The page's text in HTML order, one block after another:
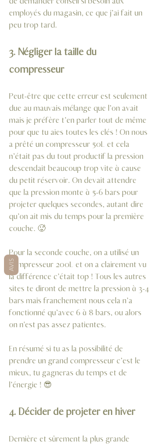
employés du magasin, ce que j’ai fait un
peu trop tard.
3. Négliger la taille du
compresseur
Peut-être que cette erreur est seulement
due au mauvais mélange que l’on avait
mais je préfère t’en parler tout de même
pour que tu aies toutes les clés ! On nous
a prêté un compresseur 50L et çela
n’était pas du tout productif la pression
descendait beaucoup trop vite à cause
du petit réservoir. On devait attendre
que la pression monte à 5-6 bars pour
projeter quelques secondes, autant dire
qu’on ait mis du temps pour la première
couche. 🥵
Pour la seconde couche, on a utilisé un
compresseur 200L et on a clairement vu
la différence c’était top ! Tous les autres
sites te diront de mettre la pression à 3-4
bars mais franchement nous cela n’a
fonctionné qu’avec 6 à 8 bars, ou alors
on n'est pas assez patientes.
En résumé si tu as la possibilité de
prendre un grand compresseur c’est le
mieux, tu gagneras du temps et de
l’énergie ! 😎
4. Décider de projeter en hiver
Dernière et sûrement la plus grande
AVIS